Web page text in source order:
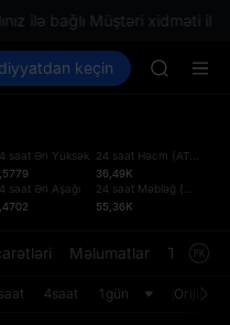
ilə bağlı Müştəri xidməti ilə
Spot Futures SPCX
keçin
TUT
saat Ən Yüksək
saat Ən Aşağı
24 saat Həcm (ATM
36,49K
24 saat Məbləğ (
55,36K
Məlumatlar
4saat 1gün Orijinal